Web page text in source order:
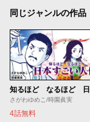
同じジャンルの作品
さがわゆめこ/時園眞実
4話無料